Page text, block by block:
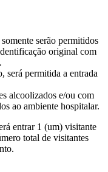
serão permitidos
original com
será permitida a entrada
alcoolizados e/ou com
ao ambiente hospitalar.
entrar 1 (um) visitante
total de visitantes